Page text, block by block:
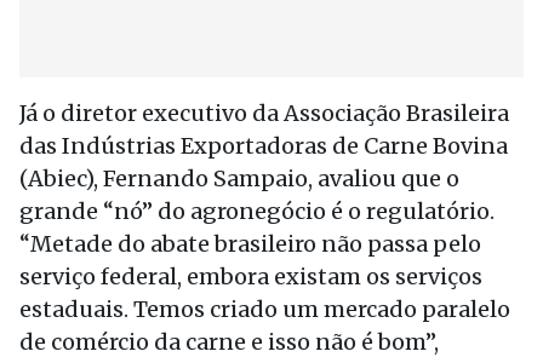
Já o diretor executivo da Associação Brasileira
das Indústrias Exportadoras de Carne Bovina
(Abiec), Fernando Sampaio, avaliou que o
grande “nó” do agronegócio é o regulatório.
“Metade do abate brasileiro não passa pelo
serviço federal, embora existam os serviços
estaduais. Temos criado um mercado paralelo
de comércio da carne e isso não é bom”,